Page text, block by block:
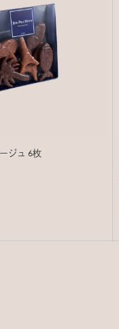
ジュ 6枚